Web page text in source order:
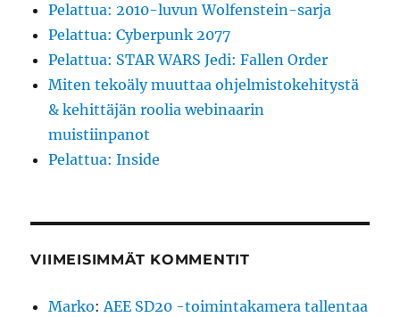
Pelattua: 2010-luvun Wolfenstein-sarja
Pelattua: Cyberpunk 2077
Pelattua: STAR WARS Jedi: Fallen Order
Miten tekoäly muuttaa ohjelmistokehitystä
& kehittäjän roolia webinaarin
muistiinpanot
Pelattua: Inside
VIIMEISIMMÄT KOMMENTIT
Marko:AEE SD20 -toimintakamera tallentaa